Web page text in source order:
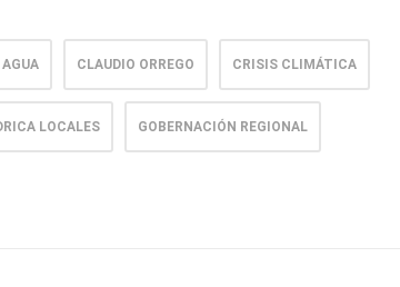
AGUA CLAUDIO ORREGO CRISIS CLIMÁTICA
LOCALES GOBERNACIÓN REGIONAL